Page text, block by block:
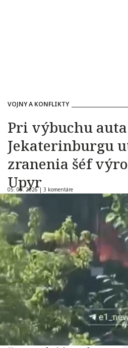
VOJNY A KONFLIKTY
Pri výbuchu
Jekaterinburgu
zranenia šéf
Upyr
05. 08. 2026 | 3 komentáre